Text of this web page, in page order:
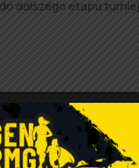
dalszego etapu